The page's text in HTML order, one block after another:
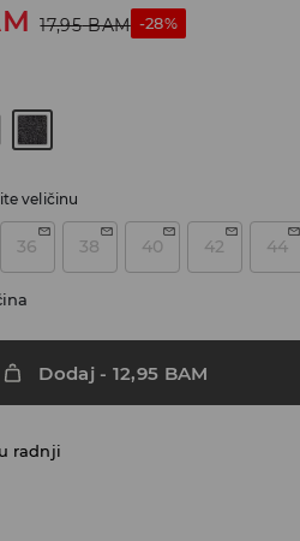
17,95 BAM -28%
veličinu
36 38 40 42 44
Dodaj- 12,95 BAM
radnji